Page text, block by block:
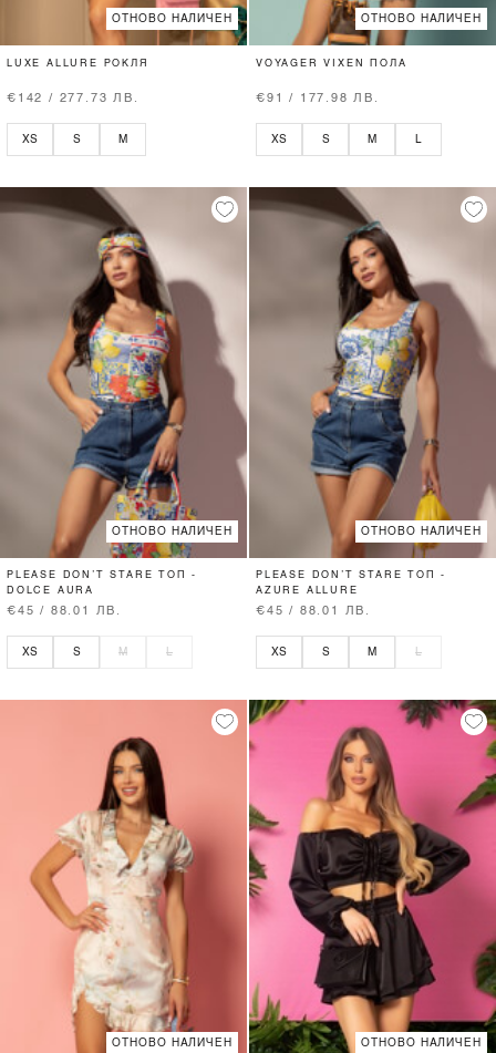
ОТНОВО НАЛИЧЕН
LUXE ALLURE РОКЛЯ
€142 / 277.73 ЛВ.
XS S M
ОТНОВО НАЛИЧЕН
VOYAGER VIXEN ПОЛА
€91 / 177.98 ЛВ.
XS S M L
ОТНОВО НАЛИЧЕН
PLEASE DON’T STARE ТОП -
DOLCE AURA
€45 / 88.01 ЛВ.
XS S M L
ОТНОВО НАЛИЧЕН
PLEASE DON’T STARE ТОП -
AZURE ALLURE
€45 / 88.01 ЛВ.
XS S M L
ОТНОВО НАЛИЧЕН ОТНОВО НАЛИЧЕН